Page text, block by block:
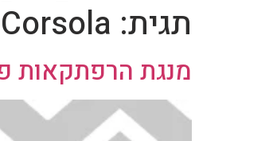
תגית:
מנגת הרפתקאות